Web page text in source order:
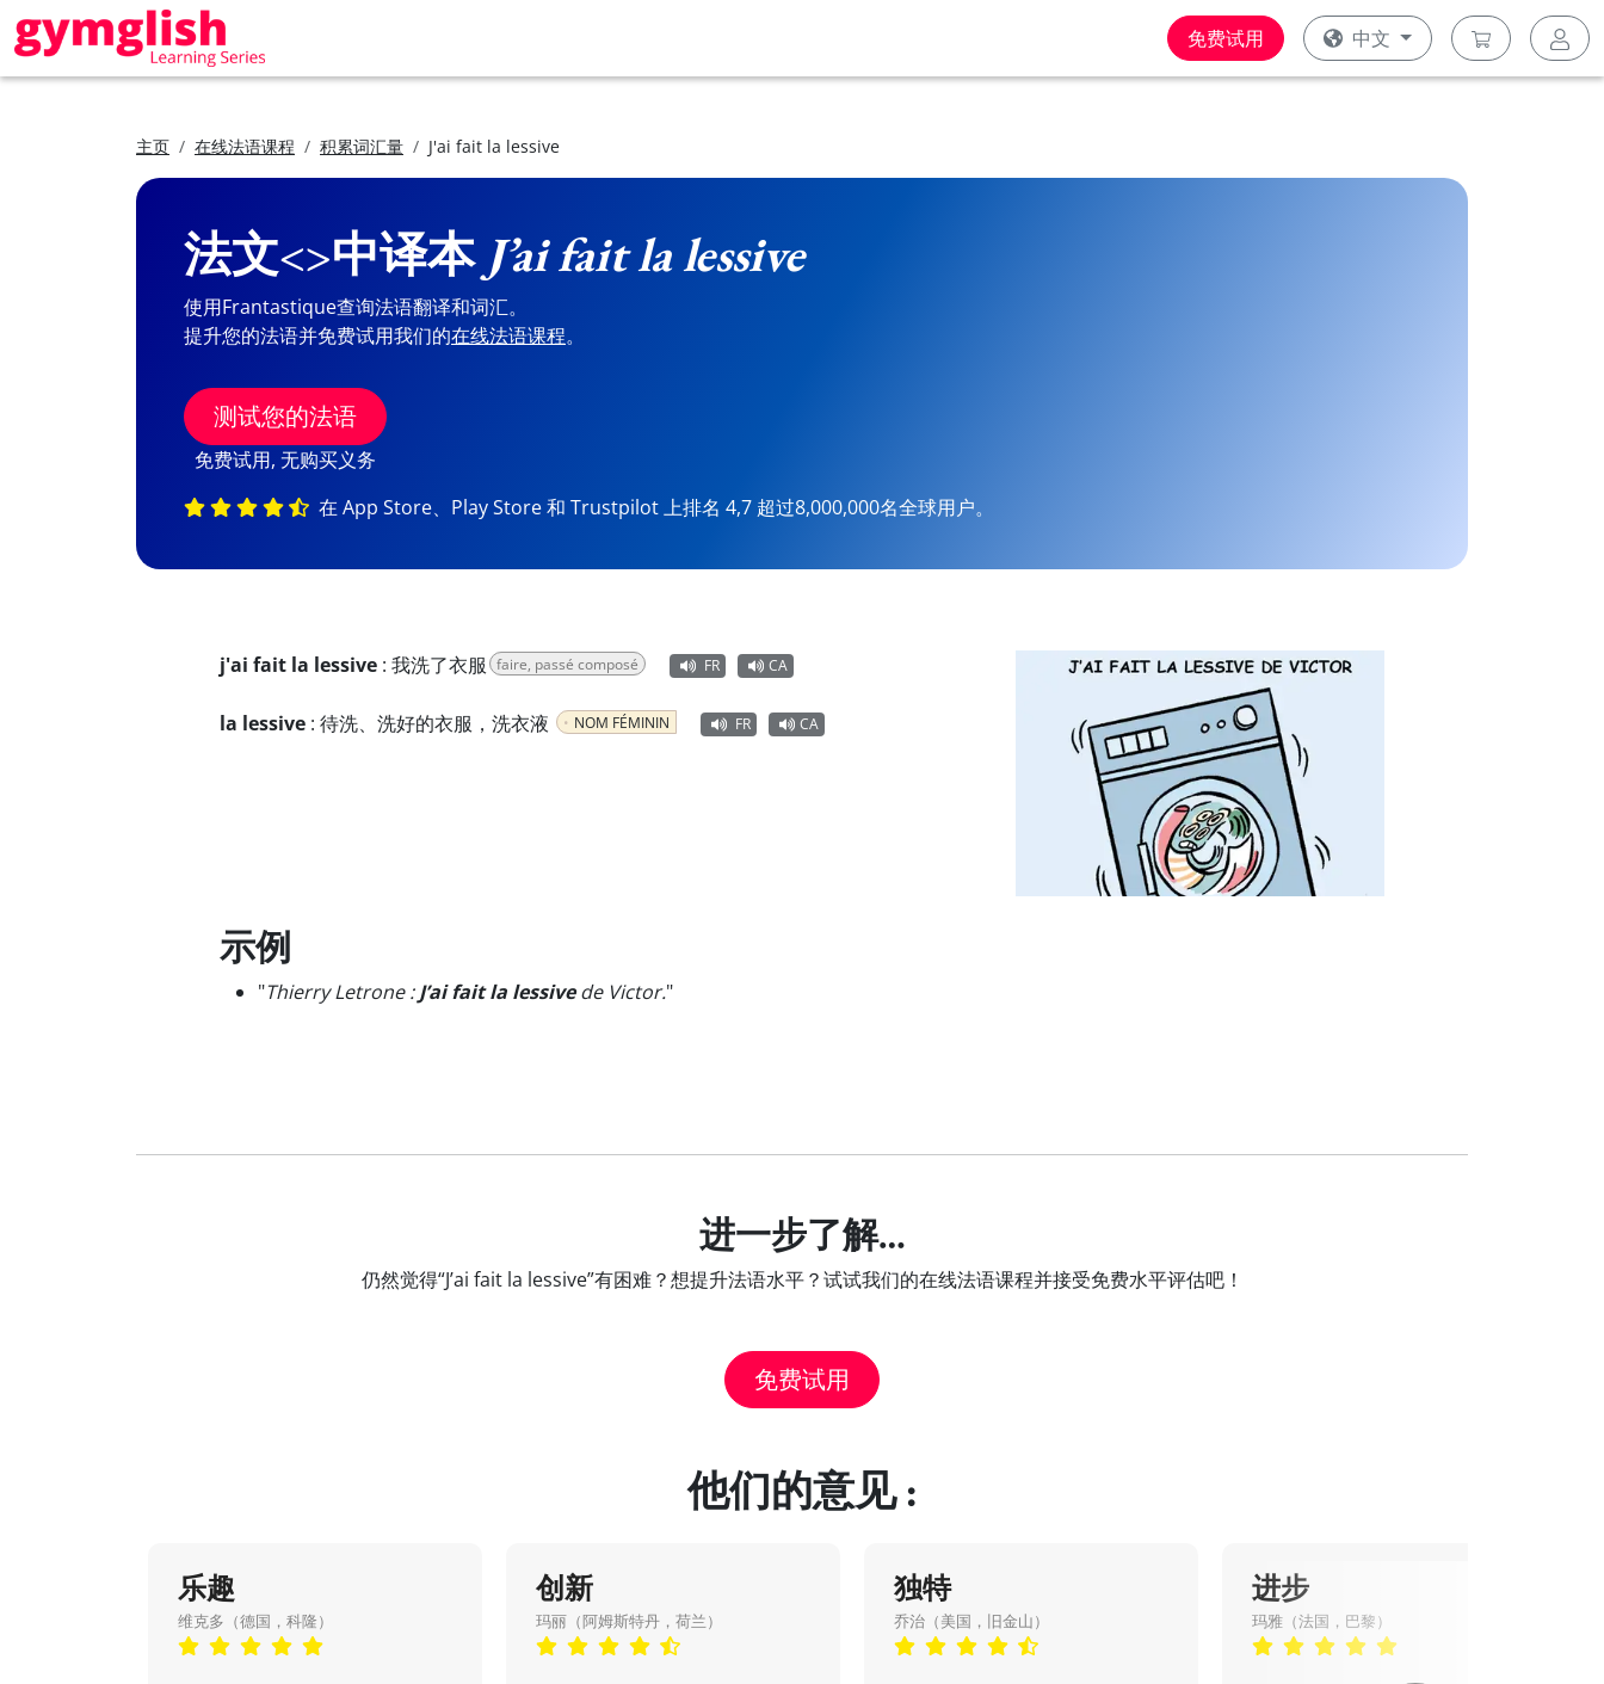
免费试用 中文
主页 在线法语课程 积累词汇量 J'ai fait la lessive
法文<>中译本 J’ai fait la lessive
使用Frantastique查询法语翻译和词汇。
提升您的法语并免费试用我们的在线法语课程。
测试您的法语
免费试用, 无购买义务
在 App Store、Play Store 和 Trustpilot 上排名 4,7 超过8,000,000名全球用户。
j'ai fait la lessive : 我洗了衣服 faire, passé composé FR CA
la lessive : 待洗、洗好的衣服，洗衣液 NOM FÉMININ FR CA
示例
"Thierry Letrone :J’ai fait la lessivede Victor."
进一步了解…
仍然觉得“J’ai fait la lessive”有困难？想提升法语水平？试试我们的在线法语课程并接受免费水平评估吧！
免费试用
他们的意见 :
乐趣
维克多（德国，科隆）
创新
玛丽（阿姆斯特丹，荷兰）
独特
乔治（美国，旧金山）
进步
玛雅（法国，巴黎）